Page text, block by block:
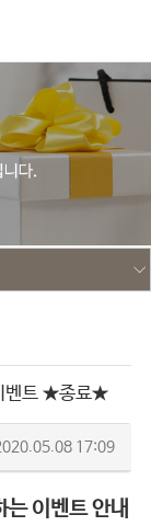
벤트 ★종료★
17:09
이벤트 안내